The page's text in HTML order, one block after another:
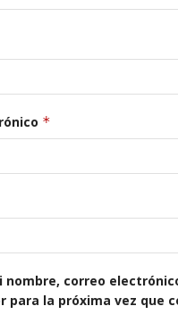
*
nombre, correo
para la próxima vez que